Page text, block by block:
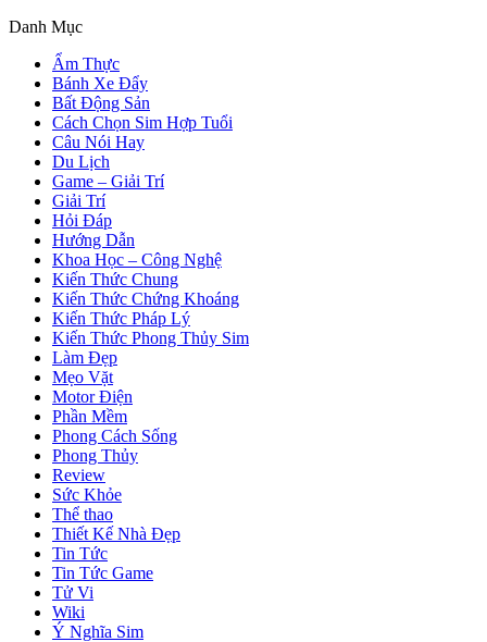
Danh Mục
Ẩm Thực
Bánh Xe Đẩy
Bất Động Sản
Cách Chọn Sim Hợp Tuổi
Câu Nói Hay
Du Lịch
Game – Giải Trí
Giải Trí
Hỏi Đáp
Hướng Dẫn
Khoa Học – Công Nghệ
Kiến Thức Chung
Kiến Thức Chứng Khoáng
Kiến Thức Pháp Lý
Kiến Thức Phong Thủy Sim
Làm Đẹp
Mẹo Vặt
Motor Điện
Phần Mềm
Phong Cách Sống
Phong Thủy
Review
Sức Khỏe
Thể thao
Thiết Kế Nhà Đẹp
Tin Tức
Tin Tức Game
Tử Vi
Wiki
Ý Nghĩa Sim